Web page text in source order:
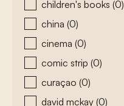
children's books (0)
china (0)
cinema (0)
comic strip (0)
curaçao (0)
david mckay (0)